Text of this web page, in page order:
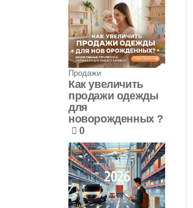
Продажи
Как увеличить
продажи одежды
для
новорожденных ?
0